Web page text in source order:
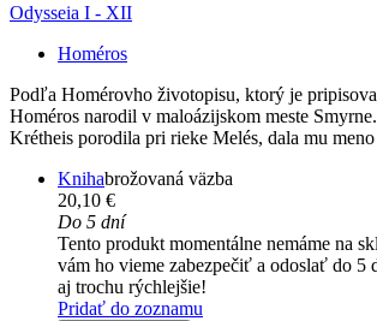
Odysseia I - XII
Homéros
Podľa Homérovho životopisu, ktorý je
Homéros narodil v maloázijskom meste
Krétheis porodila pri rieke Melés, dala mu
Knihabrožovaná väzba
20,10 €
Do 5 dní
Tento produkt momentálne nemáme na
vám ho vieme zabezpečiť a odoslať do 5
aj trochu rýchlejšie!
Pridať do zoznamu